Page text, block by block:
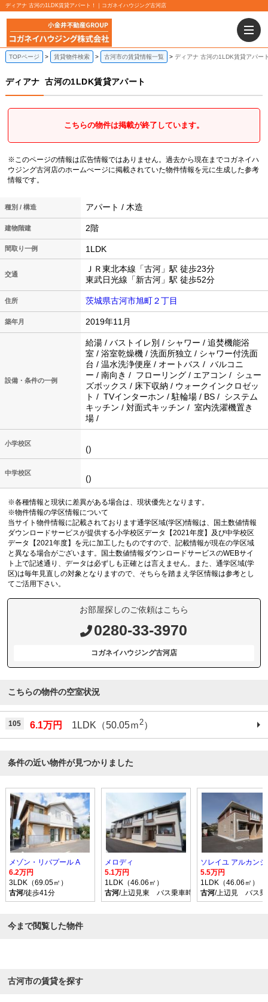
ディアナ 古河の1LDK賃貸アパート！｜コガネイハウジング古河店
TOPページ 賃貸物件検索 古河市の賃貸情報一覧 ディアナ 古河の1LDK賃貸アパー
ディアナ 古河の1LDK賃貸アパート
こちらの物件は掲載が終了しています。
※このページの情報は広告情報ではありません。過去から現在までコガネイハ
ウジング古河店のホームぺージに掲載されていた物件情報を元に生成した参考
情報です。
種別 / 構造 アパート / 木造
建物階建 2階
間取り一例 1LDK
交通
ＪＲ東北本線「古河」駅 徒歩23分
東武日光線「新古河」駅 徒歩52分
住所 茨城県古河市旭町２丁目
築年月 2019年11月
設備・条件の一例
給湯 / バストイレ別 / シャワー / 追焚機能浴
室 / 浴室乾燥機 / 洗面所独立 / シャワー付洗面
台 / 温水洗浄便座 / オートバス / バルコニ
ー / 南向き / フローリング / エアコン / シュー
ズボックス / 床下収納 / ウォークインクロゼッ
ト / TVインターホン / 駐輪場 / BS / システム
キッチン / 対面式キッチン / 室内洗濯機置き
場 /
小学校区
()
中学校区
()
※各種情報と現状に差異がある場合は、現状優先となります。
※物件情報の学区情報について
当サイト物件情報に記載されております通学区域(学区)情報は、国土数値情報
ダウンロードサービスが提供する小学校区データ【2021年度】及び中学校区
データ【2021年度】を元に加工したものですので、記載情報が現在の学区域
と異なる場合がございます。国土数値情報ダウンロードサービスのWEBサイ
ト上で記述通り、データは必ずしも正確とは言えません。また、通学区域(学
区)は毎年見直しの対象となりますので、そちらを踏まえ学区情報は参考とし
てご活用下さい。
お部屋探しのご依頼はこちら
0280-33-3970
コガネイハウジング古河店
こちらの物件の空室状況
105 6.1万円 1LDK（50.05ｍ2）
条件の近い物件が見つかりました
メゾン・リバプール A
6.2万円
3LDK（69.05㎡）
古河/徒歩41分
メロディ
5.1万円
1LDK（46.06㎡）
古河/上辺見東 バス乗車時間11分 停歩4分
5.5万円
1LDK（46.06㎡）
古河/上辺見 バス
今まで閲覧した物件
古河市の賃貸を探す